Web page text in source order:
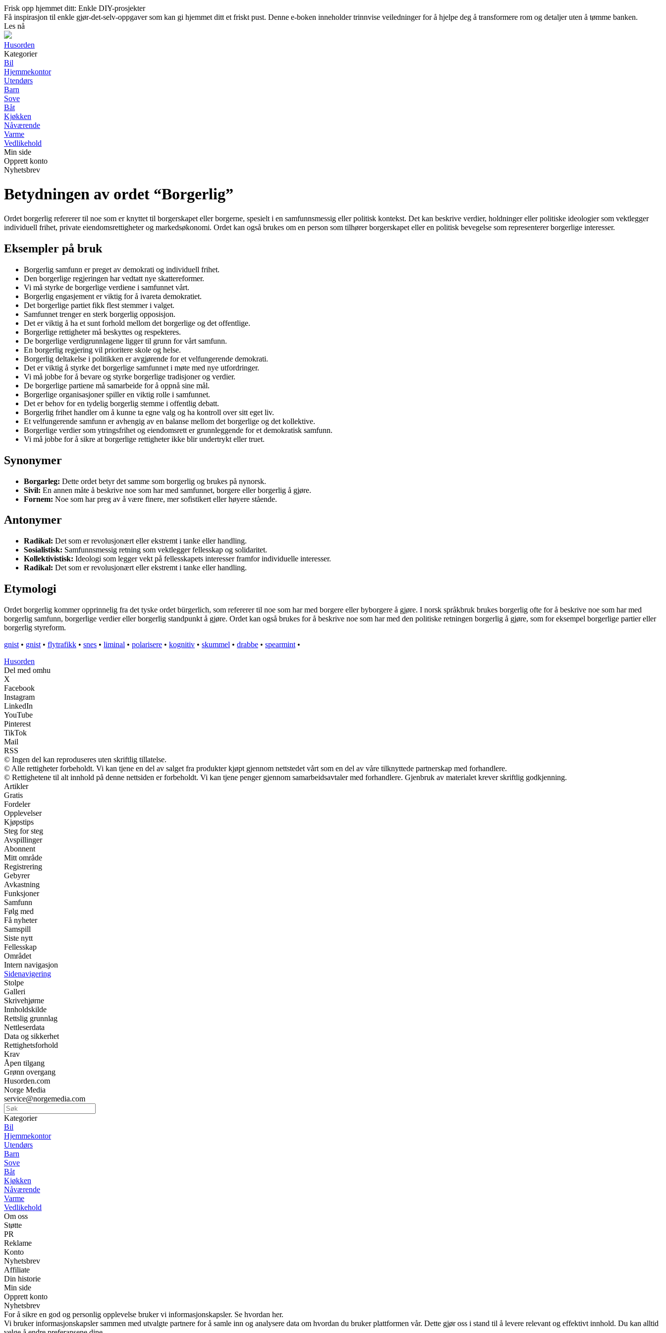
Frisk opp hjemmet ditt: Enkle DIY-prosjekter
Få inspirasjon til enkle gjør-det-selv-oppgaver som kan gi hjemmet ditt et friskt pust. Denne e-boken inneholder trinnvise veiledninger for å hjelpe deg å transformere rom og detaljer uten å tømme banken.
Les nå
Husorden
Kategorier
Bil
Hjemmekontor
Utendørs
Barn
Sove
Båt
Kjøkken
Nåværende
Varme
Vedlikehold
Min side
Opprett konto
Nyhetsbrev
Betydningen av ordet “Borgerlig”
Ordet borgerlig refererer til noe som er knyttet til borgerskapet eller borgerne, spesielt i en samfunnsmessig eller politisk kontekst. Det kan beskrive verdier, holdninger eller politiske ideologier som vektlegger
individuell frihet, private eiendomsrettigheter og markedsøkonomi. Ordet kan også brukes om en person som tilhører borgerskapet eller en politisk bevegelse som representerer borgerlige interesser.
Eksempler på bruk
Borgerlig samfunn er preget av demokrati og individuell frihet.
Den borgerlige regjeringen har vedtatt nye skattereformer.
Vi må styrke de borgerlige verdiene i samfunnet vårt.
Borgerlig engasjement er viktig for å ivareta demokratiet.
Det borgerlige partiet fikk flest stemmer i valget.
Samfunnet trenger en sterk borgerlig opposisjon.
Det er viktig å ha et sunt forhold mellom det borgerlige og det offentlige.
Borgerlige rettigheter må beskyttes og respekteres.
De borgerlige verdigrunnlagene ligger til grunn for vårt samfunn.
En borgerlig regjering vil prioritere skole og helse.
Borgerlig deltakelse i politikken er avgjørende for et velfungerende demokrati.
Det er viktig å styrke det borgerlige samfunnet i møte med nye utfordringer.
Vi må jobbe for å bevare og styrke borgerlige tradisjoner og verdier.
De borgerlige partiene må samarbeide for å oppnå sine mål.
Borgerlige organisasjoner spiller en viktig rolle i samfunnet.
Det er behov for en tydelig borgerlig stemme i offentlig debatt.
Borgerlig frihet handler om å kunne ta egne valg og ha kontroll over sitt eget liv.
Et velfungerende samfunn er avhengig av en balanse mellom det borgerlige og det kollektive.
Borgerlige verdier som ytringsfrihet og eiendomsrett er grunnleggende for et demokratisk samfunn.
Vi må jobbe for å sikre at borgerlige rettigheter ikke blir undertrykt eller truet.
Synonymer
Borgarleg: Dette ordet betyr det samme som borgerlig og brukes på nynorsk.
Sivil: En annen måte å beskrive noe som har med samfunnet, borgere eller borgerlig å gjøre.
Fornem: Noe som har preg av å være finere, mer sofistikert eller høyere stående.
Antonymer
Radikal: Det som er revolusjonært eller ekstremt i tanke eller handling.
Sosialistisk: Samfunnsmessig retning som vektlegger fellesskap og solidaritet.
Kollektivistisk: Ideologi som legger vekt på fellesskapets interesser framfor individuelle interesser.
Radikal: Det som er revolusjonært eller ekstremt i tanke eller handling.
Etymologi
Ordet borgerlig kommer opprinnelig fra det tyske ordet bürgerlich, som refererer til noe som har med borgere eller byborgere å gjøre. I norsk språkbruk brukes borgerlig ofte for å beskrive noe som har med
borgerlig samfunn, borgerlige verdier eller borgerlig standpunkt å gjøre. Ordet kan også brukes for å beskrive noe som har med den politiske retningen borgerlig å gjøre, som for eksempel borgerlige partier eller
borgerlig styreform.
gnist • gnist • flytrafikk • snes • liminal • polarisere • kognitiv • skummel • drabbe • spearmint •
Husorden
Del med omhu
X
Facebook
Instagram
LinkedIn
YouTube
Pinterest
TikTok
Mail
RSS
© Ingen del kan reproduseres uten skriftlig tillatelse.
© Alle rettigheter forbeholdt. Vi kan tjene en del av salget fra produkter kjøpt gjennom nettstedet vårt som en del av våre tilknyttede partnerskap med forhandlere.
© Rettighetene til alt innhold på denne nettsiden er forbeholdt. Vi kan tjene penger gjennom samarbeidsavtaler med forhandlere. Gjenbruk av materialet krever skriftlig godkjenning.
Artikler
Gratis
Fordeler
Opplevelser
Kjøpstips
Steg for steg
Avspillinger
Abonnent
Mitt område
Registrering
Gebyrer
Avkastning
Funksjoner
Samfunn
Følg med
Få nyheter
Samspill
Siste nytt
Fellesskap
Området
Intern navigasjon
Sidenavigering
Stolpe
Galleri
Skrivehjørne
Innholdskilde
Rettslig grunnlag
Nettleserdata
Data og sikkerhet
Rettighetsforhold
Krav
Åpen tilgang
Grønn overgang
Husorden.com
Norge Media
service@norgemedia.com
Kategorier
Bil
Hjemmekontor
Utendørs
Barn
Sove
Båt
Kjøkken
Nåværende
Varme
Vedlikehold
Om oss
Støtte
PR
Reklame
Konto
Nyhetsbrev
Affiliate
Din historie
Min side
Opprett konto
Nyhetsbrev
For å sikre en god og personlig opplevelse bruker vi informasjonskapsler. Se hvordan her.
Vi bruker informasjonskapsler sammen med utvalgte partnere for å samle inn og analysere data om hvordan du bruker plattformen vår. Dette gjør oss i stand til å levere relevant og effektivt innhold. Du kan alltid